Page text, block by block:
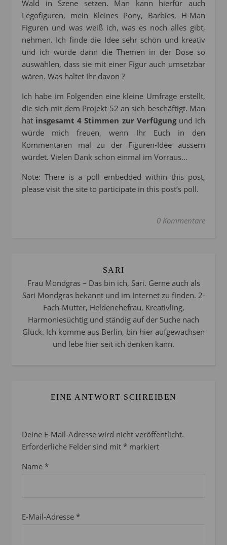
Wald in Szene setzen. Man kann hierfür auch
Legofiguren, mein Kleines Pony, Barbies, H-Man
Figuren und was weiß ich, was es noch alles gibt,
nehmen. Ich finde die Idee sehr schön und kreativ
und ich würde dann die Themen in der Dose so
auswählen, dass sie mit einer Figur auch umsetzbar
wären. Was haltet Ihr davon ?
Ich habe im Folgenden eine kleine Umfrage erstellt,
die sich mit dem Projekt 52 an sich beschäftigt. Man
hat insgesamt 4 Stimmen zur Verfügungund ich
würde mich freuen, wenn Ihr Euch in den
Kommentaren mal zu der Figuren-Idee äussern
würdet. Vielen Dank schon einmal im Vorraus…
Note: There is a poll embedded within this post,
please visit the site to participate in this post’s poll.
0 Kommentare
SARI
Frau Mondgras – Das bin ich, Sari. Gerne auch als
Sari Mondgras bekannt und im Internet zu finden. 2-
Fach-Mutter, Heldenehefrau, Kreativling,
Harmoniesüchtig und ständig auf der Suche nach
Glück. Ich komme aus Berlin, bin hier aufgewachsen
und lebe hier seit ich denken kann.
EINE ANTWORT SCHREIBEN
Deine E-Mail-Adresse wird nicht veröffentlicht.
Erforderliche Felder sind mit * markiert
Name *
E-Mail-Adresse *